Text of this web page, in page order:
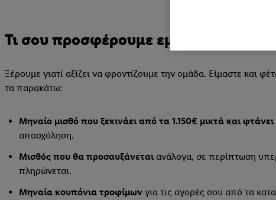
Τι σου προσφέρουμε εμείς
Ξέρουμε γιατί αξίζει να φροντίζουμε την ομάδα. Είμαστε
τα παρακάτω:
Μηναίο μισθό που ξεκινάει από τα 1.150€ μικτά και
απασχόληση.
Μισθός που θα προσαυξάνεταιανάλογα, σε περίπτωση
πληρώνεται.
Μηναία κουπόνια τροφίμων για τις αγορές σου από τα